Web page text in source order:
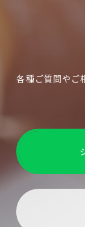
各種ご質問やご